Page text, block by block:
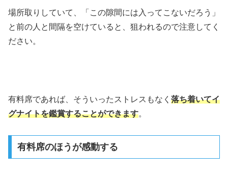
場所取りしていて、「この隙間には入ってこないだろう」
と前の人と間隔を空けていると、狙われるので注意してく
ださい。
有料席であれば、そういったストレスもなく 落ち着いてイ
グナイトを鑑賞することができます。
有料席のほうが感動する